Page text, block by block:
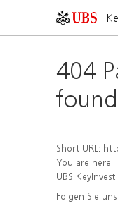
404
found
Short URL:
You are here:
UBS
Folgen Sie